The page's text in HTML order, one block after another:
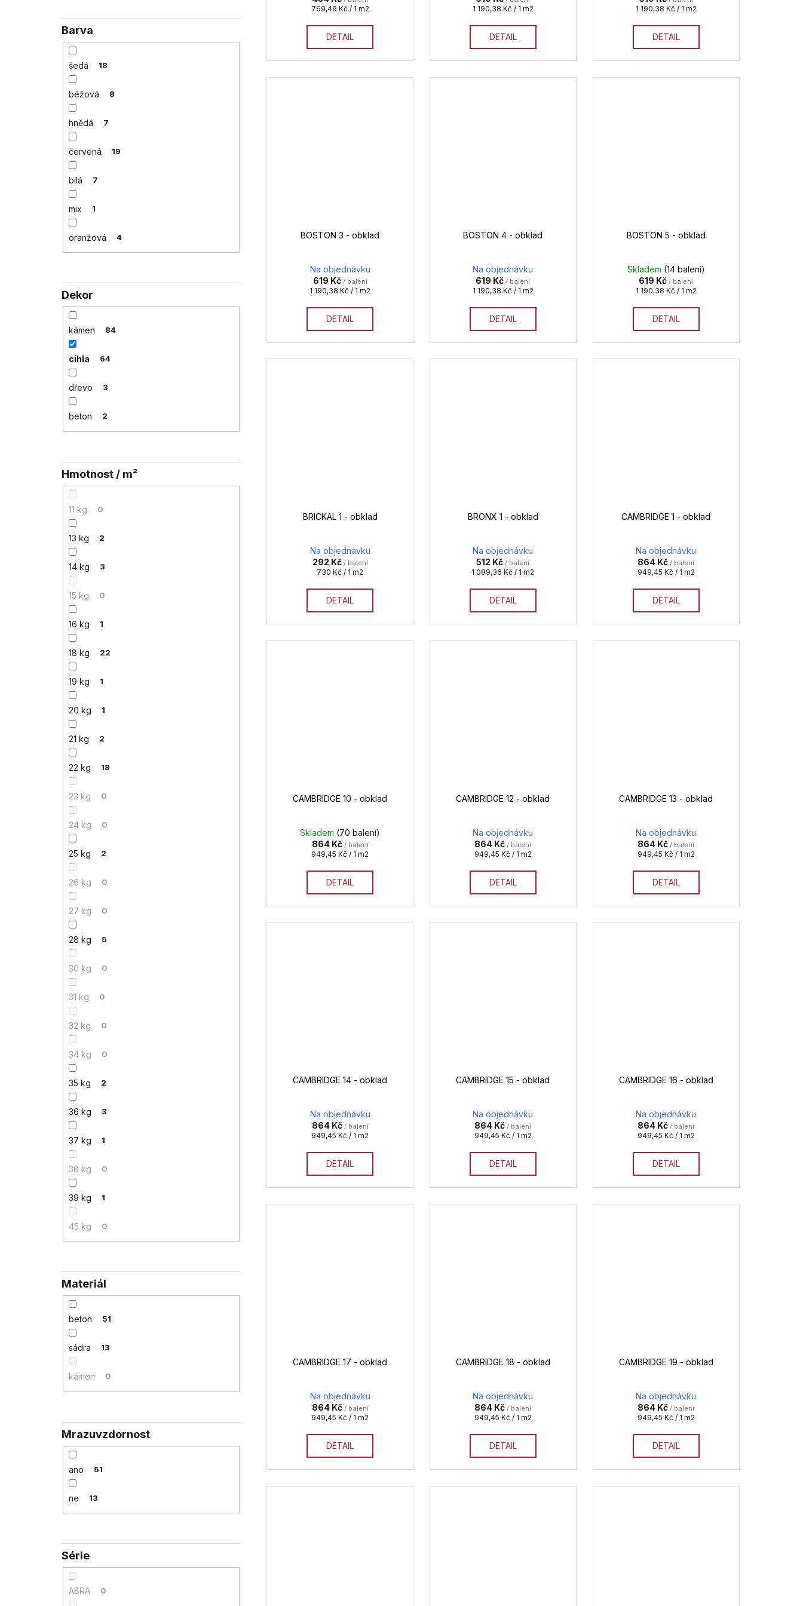
Barva
šedá 18
béžová 8
hnědá 7
červená 19
bílá 7
mix 1
oranžová 4
Dekor
kámen 84
cihla 64
dřevo 3
beton 2
Hmotnost / m²
11 kg 0
13 kg 2
14 kg 3
15 kg 0
16 kg 1
18 kg 22
19 kg 1
20 kg 1
21 kg 2
22 kg 18
23 kg 0
24 kg 0
25 kg 2
26 kg 0
27 kg 0
28 kg 5
30 kg 0
31 kg 0
32 kg 0
34 kg 0
35 kg 2
36 kg 3
37 kg 1
38 kg 0
39 kg 1
45 kg 0
Materiál
beton 51
sádra 13
kámen 0
Mrazuvzdornost
ano 51
ne 13
Série
ABRA 0
Měrná
769,49 Kč / 1 m2
DETAIL
Měrná
1 190,38 Kč / 1 m2
DETAIL
Měrná
1 190,38 Kč / 1 m2
DETAIL
BOSTON 3 - obklad
Na objednávku
619 Kč / balení
Měrná
1 190,38 Kč / 1 m2
DETAIL
BOSTON 4 - obklad
Na objednávku
619 Kč / balení
Měrná
1 190,38 Kč / 1 m2
DETAIL
BOSTON 5 - obklad
Skladem (14 balení)
619 Kč / balení
Měrná
1 190,38 Kč / 1 m2
DETAIL
BRICKAL 1 - obklad
Na objednávku
292 Kč / balení
Měrná
730 Kč / 1 m2
DETAIL
BRONX 1 - obklad
Na objednávku
512 Kč / balení
Měrná
1 089,36 Kč / 1 m2
DETAIL
CAMBRIDGE 1 - obklad
Na objednávku
864 Kč / balení
Měrná
949,45 Kč / 1 m2
DETAIL
CAMBRIDGE 10 - obklad
Skladem (70 balení)
864 Kč / balení
Měrná
949,45 Kč / 1 m2
DETAIL
CAMBRIDGE 12 - obklad
Na objednávku
864 Kč / balení
Měrná
949,45 Kč / 1 m2
DETAIL
CAMBRIDGE 13 - obklad
Na objednávku
864 Kč / balení
Měrná
949,45 Kč / 1 m2
DETAIL
CAMBRIDGE 14 - obklad
Na objednávku
864 Kč / balení
Měrná
949,45 Kč / 1 m2
DETAIL
CAMBRIDGE 15 - obklad
Na objednávku
864 Kč/ balení
Měrná
949,45 Kč / 1 m2
DETAIL
CAMBRIDGE 16 - obklad
Na objednávku
864 Kč/ balení
Měrná
949,45 Kč / 1 m2
DETAIL
CAMBRIDGE 17 - obklad
Na objednávku
864 Kč / balení
Měrná
949,45 Kč / 1 m2
DETAIL
CAMBRIDGE 18 - obklad
Na objednávku
864 Kč / balení
Měrná
949,45 Kč / 1 m2
DETAIL
CAMBRIDGE 19 - obklad
Na objednávku
864 Kč / balení
Měrná
949,45 Kč / 1 m2
DETAIL